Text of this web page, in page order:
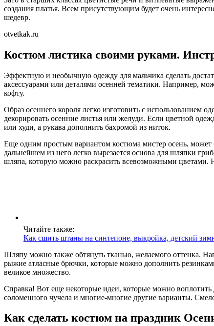
создания платья. Всем присутствующим будет очень
шедевр.
otvetkak.ru
Костюм листика своими руками.
Эффектную и необычную одежду для мальчика сделать
аксессуарами или деталями осенней тематики. Например,
кофту.
Образ осеннего короля легко изготовить с
декорировать осенние листья или желуди. Если цветной
или худи, а рукава дополнить бахромой из ниток.
Еще одним простым вариантом костюма мистер осень, может
дальнейшем из него легко вырезается основа для шляпки
шляпа, которую можно раскрасить всевозможными
Читайте также:
Как сшить штаны на синтепоне, выкройка, детский
Шляпу можно также обтянуть тканью, желаемого оттенка.
рыжие атласные брючки, которые можно дополнить
великое множество.
Справка! Вот еще некоторые идеи, которые можно
соломенного чучела и многие-многие другие варианты.
Как сделать костюм на праздник